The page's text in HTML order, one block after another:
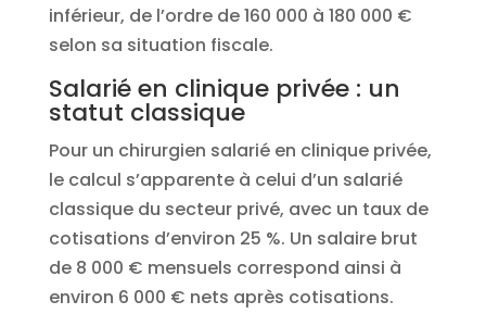
inférieur, de l’ordre de 160 000 à 180 000 €
selon sa situation fiscale.
Salarié en clinique privée : un
statut classique
Pour un chirurgien salarié en clinique privée,
le calcul s’apparente à celui d’un salarié
classique du secteur privé, avec un taux de
cotisations d’environ 25 %. Un salaire brut
de 8 000 € mensuels correspond ainsi à
environ 6 000 € nets après cotisations.